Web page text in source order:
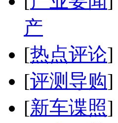
产
[热点评论]
[评测导购]
[新车谍照]